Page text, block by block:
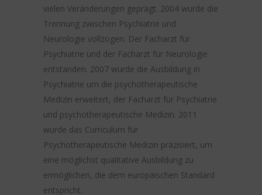
vielen Veränderungen geprägt. 2004 wurde die
Trennung zwischen Psychiatrie und
Neurologie vollzogen. Der Facharzt für
Psychiatrie und der Facharzt für Neurologie
entstanden. 2007 wurde die Ausbildung in
Psychiatrie um die psychotherapeutische
Medizin erweitert, der Facharzt für Psychiatrie
und psychotherapeutische Medizin. 2011
wurde das Curriculum für
Psychotherapeutische Medizin präzisiert, um
eine möglichst qualitative Ausbildung zu
ermöglichen, die dem europäischen Standard
entspricht.